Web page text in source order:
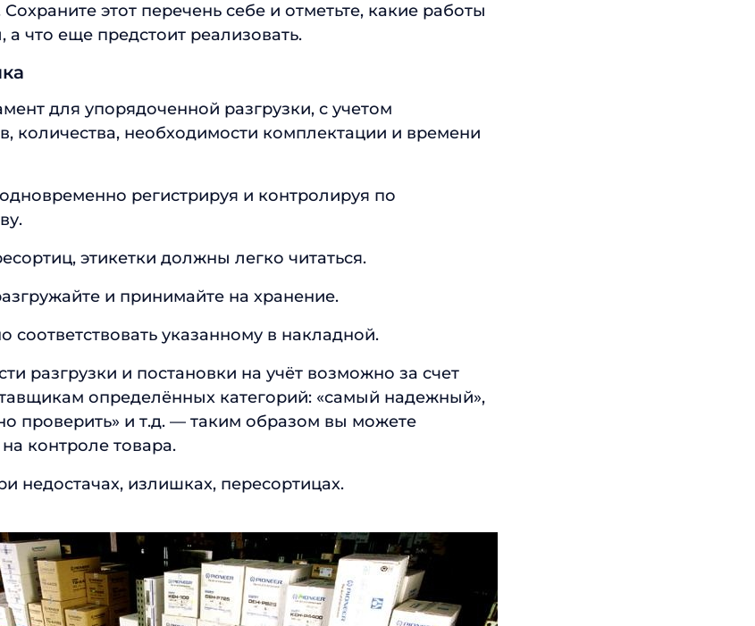
этот перечень себе и отметьте, какие работы
что еще предстоит реализовать.
для упорядоченной разгрузки, с учетом
количества, необходимости комплектации и времени
регистрируя и контролируя по
этикетки должны легко читаться.
и принимайте на хранение.
соответствовать указанному в накладной.
разгрузки и постановки на учёт возможно за счет
определённых категорий: «самый надежный»,
проверить» и т.д. — таким образом вы можете
контроле товара.
недостачах, излишках, пересортицах.